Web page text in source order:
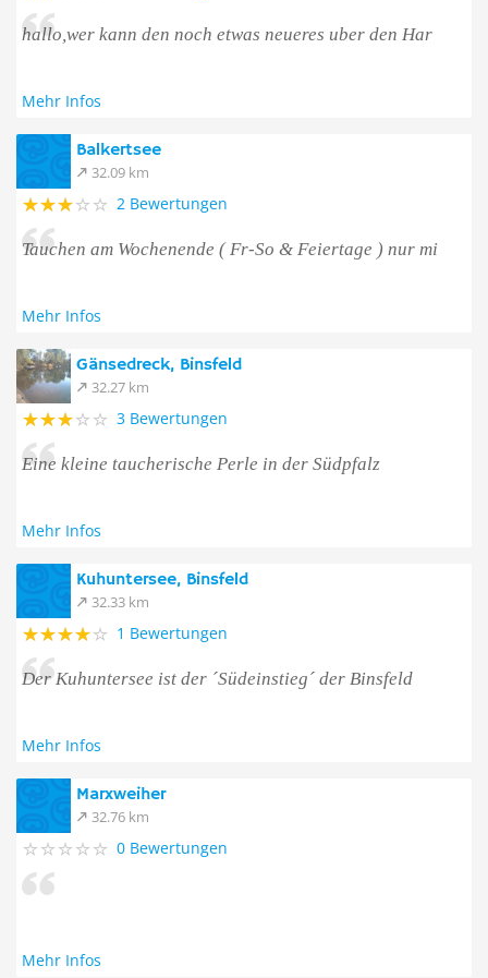
hallo,wer kann den noch etwas neueres uber den Har
Mehr Infos
Balkertsee
32.09 km
2 Bewertungen
Tauchen am Wochenende ( Fr-So & Feiertage ) nur mi
Mehr Infos
Gänsedreck, Binsfeld
32.27 km
3 Bewertungen
Eine kleine taucherische Perle in der Südpfalz
Mehr Infos
Kuhuntersee, Binsfeld
32.33 km
1 Bewertungen
Der Kuhuntersee ist der ´Südeinstieg´ der Binsfeld
Mehr Infos
Marxweiher
32.76 km
0 Bewertungen
Mehr Infos